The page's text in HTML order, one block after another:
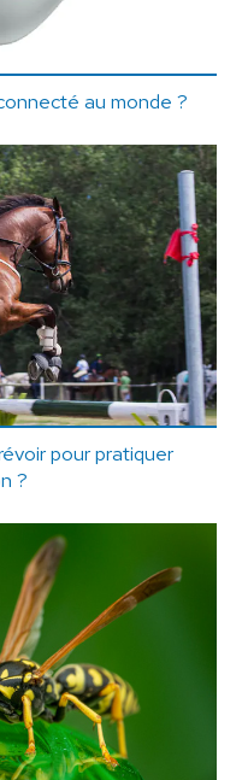
au monde ?
pour pratiquer
?